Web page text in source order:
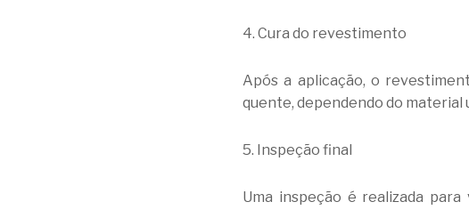
4. Cura do revestimento
Após a aplicação, o
quente, dependendo do material
5. Inspeção final
Uma inspeção é realizada